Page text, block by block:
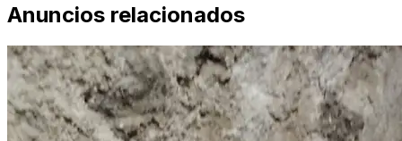
Anuncios relacionados